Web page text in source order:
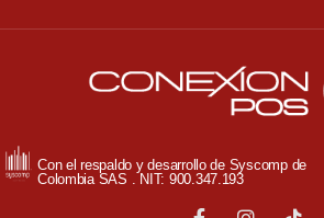
Con el respaldo y desarrollo de Syscomp de
Colombia SAS . NIT: 900.347.193